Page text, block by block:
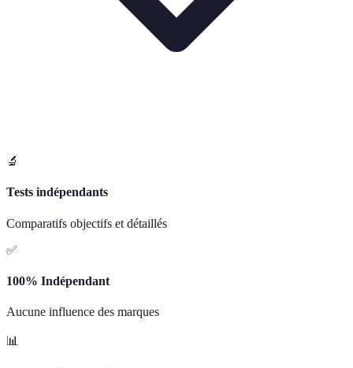
🔬
Tests indépendants
Comparatifs objectifs et détaillés
✅
100% Indépendant
Aucune influence des marques
📊